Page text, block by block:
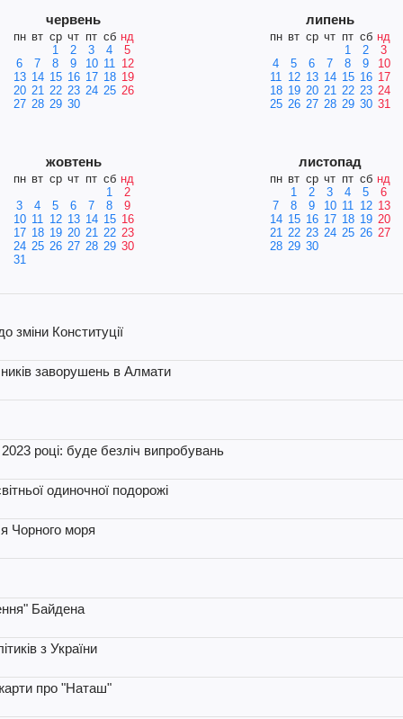
червень
пн вт ср чт пт сб нд
1
2 3 4
5
6
7 8 9 10 11 12
13 14 15 16 17 18 19
20 21 22 23 24 25 26
27 28 29 30
липень
пн вт ср чт пт сб нд
1
2
3
4
5 6 7 8 9
10
11 12 13 14 15 16 17
18 19 20 21 22 23 24
25 26 27 28 29 30 31
жовтень
пн вт ср чт пт сб нд
1
2
3
4 5 6 7 8
9
10 11 12 13 14 15 16
17 18 19 20 21 22 23
24 25 26 27 28 29 30
31
листопад
пн вт ср чт пт сб нд
1
2 3 4 5
6
7
8 9 10 11 12 13
14 15 16 17 18 19 20
21 22 23 24 25 26 27
28 29 30
Конституції
заворушень в Алмати
році: буде безліч випробувань
одиночної подорожі
Чорного моря
Байдена
з України
про "Наташ"